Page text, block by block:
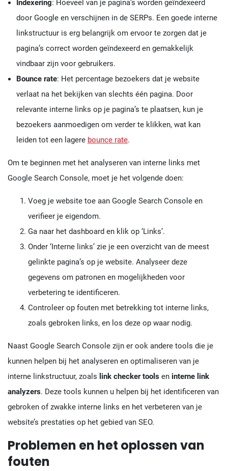
Indexering: Hoeveel van je pagina’s worden geïndexeerd
door Google en verschijnen in de SERPs. Een goede interne
linkstructuur is erg belangrijk om ervoor te zorgen dat je
pagina’s correct worden geïndexeerd en gemakkelijk
vindbaar zijn voor gebruikers.
Bounce rate: Het percentage bezoekers dat je website
verlaat na het bekijken van slechts één pagina. Door
relevante interne links op je pagina’s te plaatsen, kun je
bezoekers aanmoedigen om verder te klikken, wat kan
leiden tot een lagere bounce rate.
Om te beginnen met het analyseren van interne links met
Google Search Console, moet je het volgende doen:
Voeg je website toe aan Google Search Console en
verifieer je eigendom.
Ga naar het dashboard en klik op ‘Links’.
Onder ‘Interne links’ zie je een overzicht van de meest
gelinkte pagina’s op je website. Analyseer deze
gegevens om patronen en mogelijkheden voor
verbetering te identificeren.
Controleer op fouten met betrekking tot interne links,
zoals gebroken links, en los deze op waar nodig.
Naast Google Search Console zijn er ook andere tools die je
kunnen helpen bij het analyseren en optimaliseren van je
interne linkstructuur, zoals link checker tools en interne link
analyzers. Deze tools kunnen u helpen bij het identificeren van
gebroken of zwakke interne links en het verbeteren van je
website’s prestaties op het gebied van SEO.
Problemen en het oplossen van
fouten